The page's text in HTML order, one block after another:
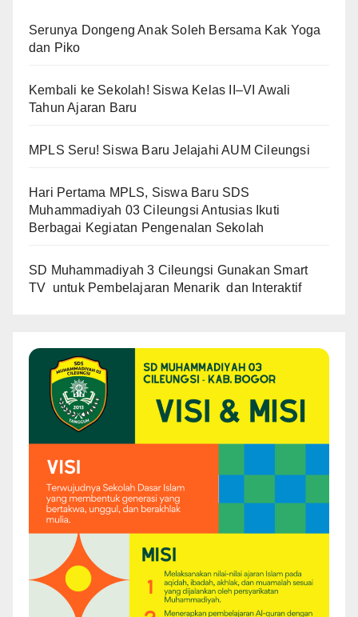
Serunya Dongeng Anak Soleh Bersama Kak Yoga
dan Piko
Kembali ke Sekolah! Siswa Kelas II–VI Awali
Tahun Ajaran Baru
MPLS Seru! Siswa Baru Jelajahi AUM Cileungsi
Hari Pertama MPLS, Siswa Baru SDS
Muhammadiyah 03 Cileungsi Antusias Ikuti
Berbagai Kegiatan Pengenalan Sekolah
SD Muhammadiyah 3 Cileungsi Gunakan Smart
TV untuk Pembelajaran Menarik dan Interaktif